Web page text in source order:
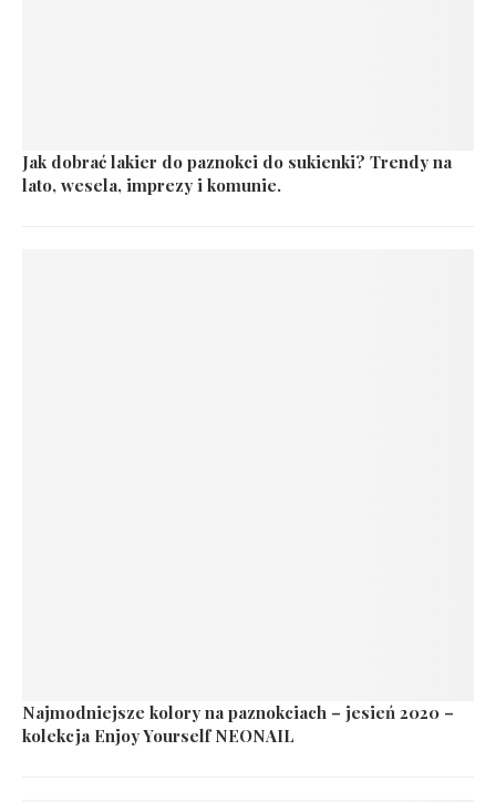
Jak dobrać lakier do paznokci do sukienki? Trendy na
lato, wesela, imprezy i komunie.
Najmodniejsze kolory na paznokciach – jesień 2020 –
kolekcja Enjoy Yourself NEONAIL